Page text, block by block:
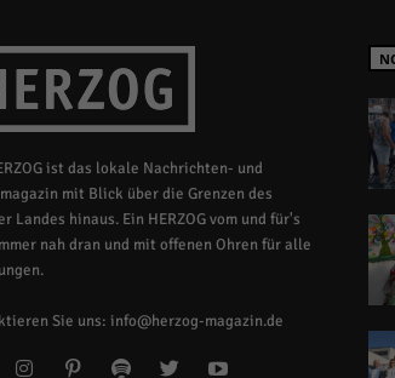
ist das lokale Nachrichten- und
mit Blick über die Grenzen des
Landes hinaus. Ein HERZOG vom und für's
nah dran und mit offenen Ohren für alle
Sie uns: info@herzog-magazin.de